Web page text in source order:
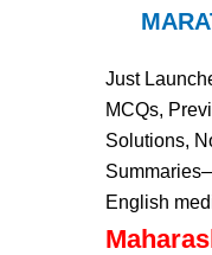
Just
MCQs,
Solutions,
English